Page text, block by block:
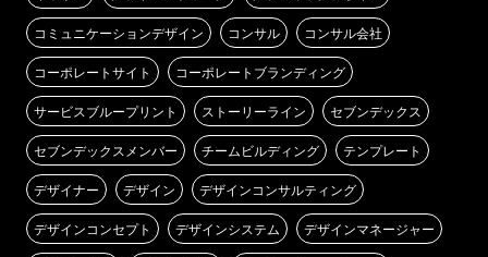
コミュニケーションデザイン コンサル コンサル会社
コーポレートサイト コーポレートブランディング
サービスブループリント ストーリーライン セブンデックス
セブンデックスメンバー チームビルディング テンプレート
デザイナー デザイン デザインコンサルティング
デザインコンセプト デザインシステム デザインマネージャー